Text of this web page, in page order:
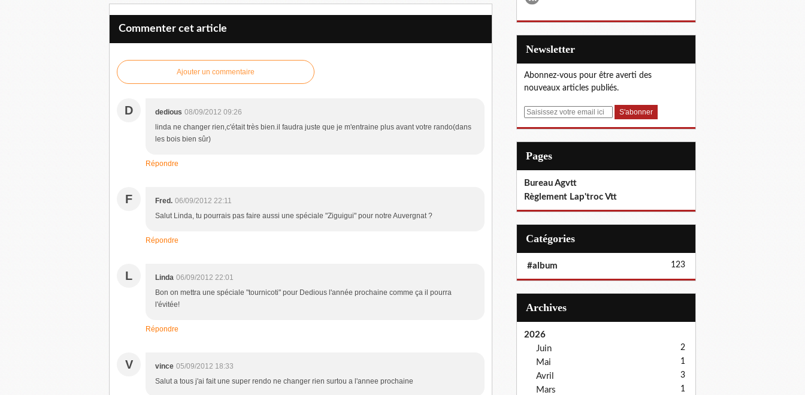
Commenter cet article
Ajouter un commentaire
D dedious 08/09/2012 09:26
linda ne changer rien,c'était très bien.il faudra juste que je m'entraine plus avant votre rando(dans
les bois bien sûr)
Répondre
F Fred. 06/09/2012 22:11
Salut Linda, tu pourrais pas faire aussi une spéciale "Ziguigui" pour notre Auvergnat ?
Répondre
L Linda 06/09/2012 22:01
Bon on mettra une spéciale "tournicoti" pour Dedious l'année prochaine comme ça il pourra
l'évitée!
Répondre
V vince 05/09/2012 18:33
Salut a tous j'ai fait une super rendo ne changer rien surtou a l'annee prochaine
Newsletter
Abonnez-vous pour être averti des
nouveaux articles publiés.
E
Pages
Bureau Agvtt
Règlement Lap'troc Vtt
Catégories
#album 123
Archives
2026
Juin
2
Mai 1
Avril 3
Mars 1